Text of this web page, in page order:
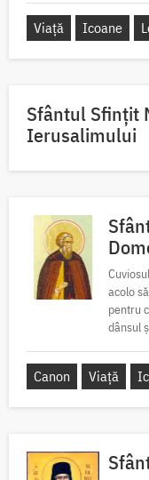
Viață Icoane
Sfântul Sfinţit
Ierusalimului
acolo
pentru
dânsul
Canon Viață